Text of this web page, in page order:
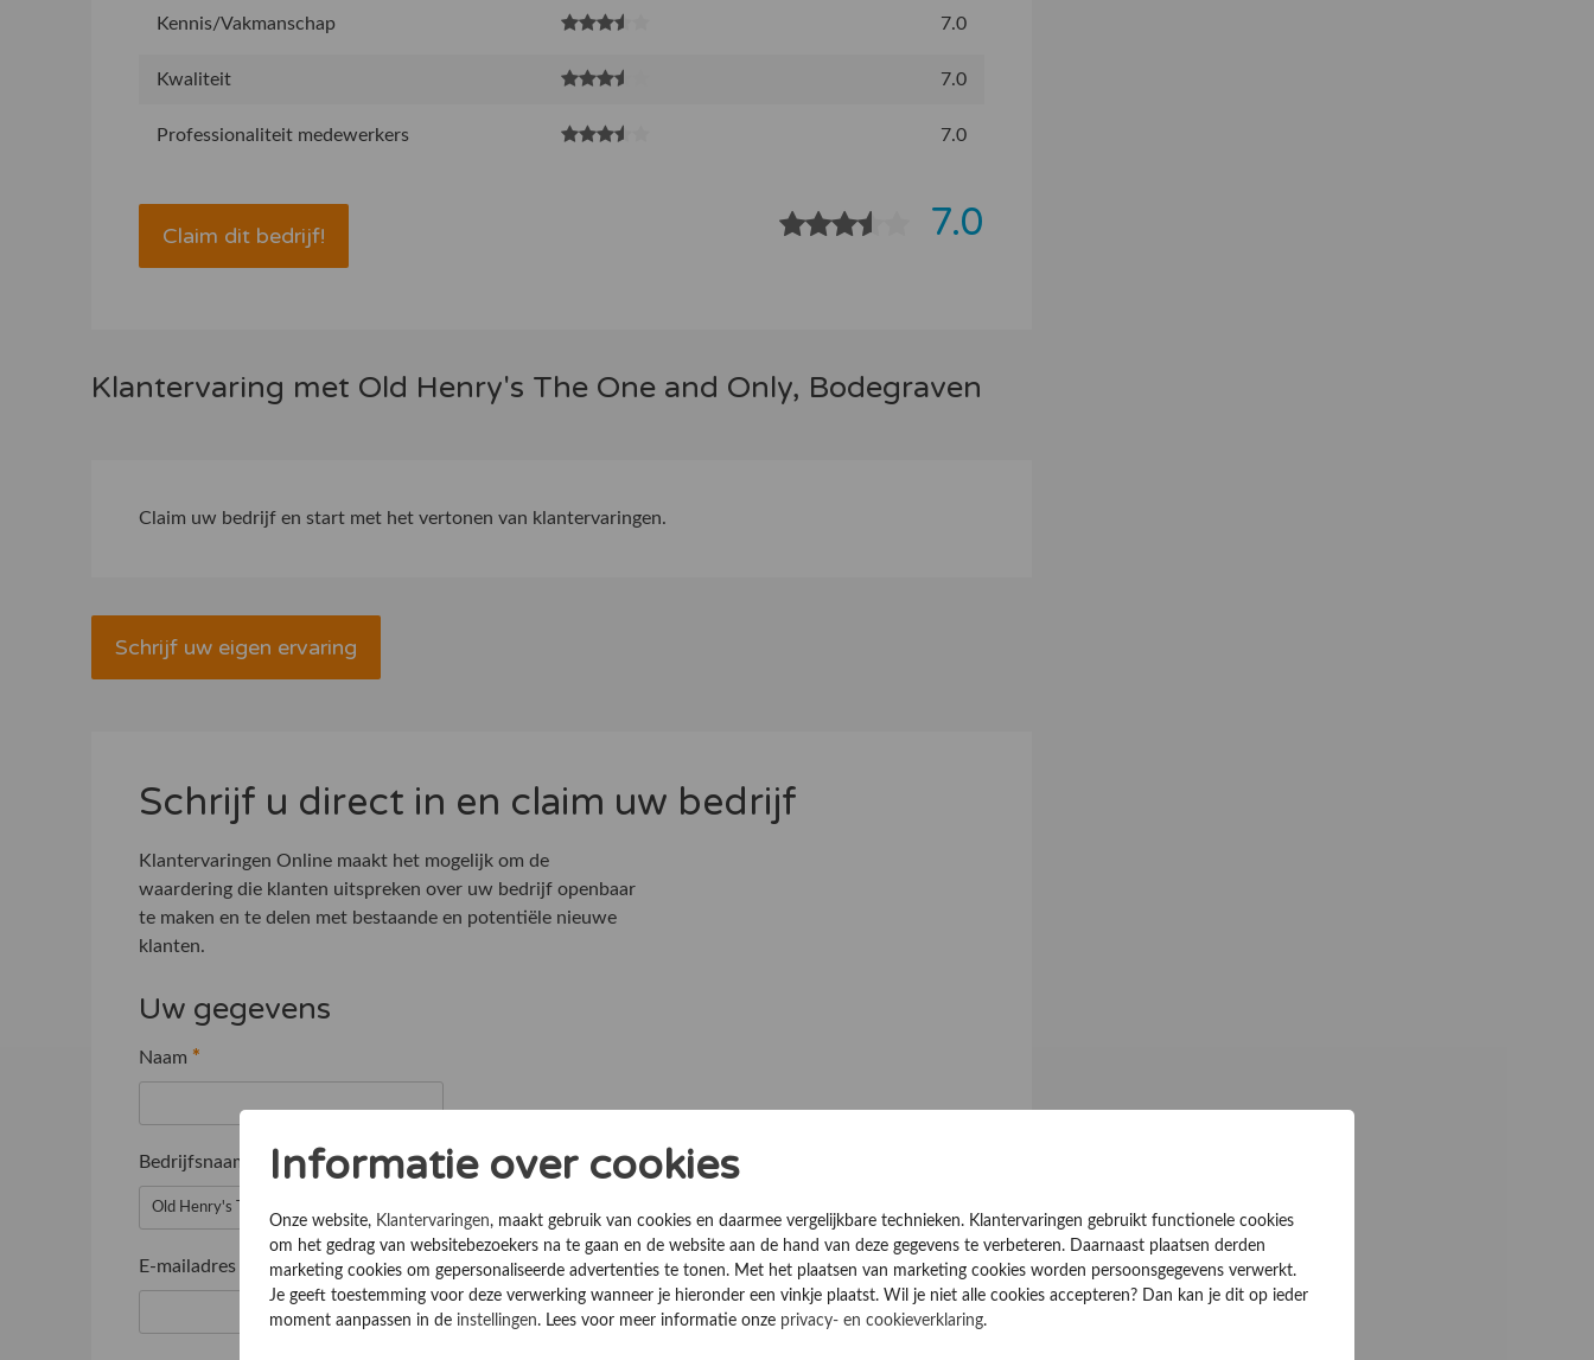
Kennis/Vakmanschap 7.0
Kwaliteit 7.0
Professionaliteit medewerkers 7.0
Claim dit bedrijf! 7.0
Klantervaring met Old Henry's The One and Only, Bodegraven
Claim uw bedrijf en start met het vertonen van klantervaringen.
Schrijf uw eigen ervaring
Schrijf u direct in en claim uw bedrijf
Klantervaringen Online maakt het mogelijk om de
waardering die klanten uitspreken over uw bedrijf openbaar
te maken en te delen met bestaande en potentiële nieuwe
klanten.
Uw gegevens
Naam *
Bedrijfsnaam
E-mailadres
Informatie over cookies
Onze website, Klantervaringen, maakt gebruik van cookies en daarmee vergelijkbare technieken. Klantervaringen gebruikt functionele cookies
om het gedrag van websitebezoekers na te gaan en de website aan de hand van deze gegevens te verbeteren. Daarnaast plaatsen derden
marketing cookies om gepersonaliseerde advertenties te tonen. Met het plaatsen van marketing cookies worden persoonsgegevens verwerkt.
Je geeft toestemming voor deze verwerking wanneer je hieronder een vinkje plaatst. Wil je niet alle cookies accepteren? Dan kan je dit op ieder
moment aanpassen in de instellingen. Lees voor meer informatie onze privacy- en cookieverklaring.